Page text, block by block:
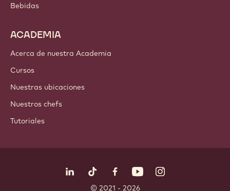
Bebidas
ACADEMIA
Acerca de nuestra Academia
Cursos
Nuestras ubicaciones
Nuestros chefs
Tutoriales
LinkedIn Opens in a new window.
TikTok Opens in a new window.
Facebook Opens in a new
YouTubeInstagram
© 2021 - 2026